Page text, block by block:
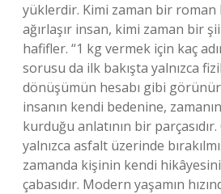
yüklerdir. Kimi zaman bir roman
ağırlaşır insan, kimi zaman bir
hafifler. “1 kg vermek için kaç
sorusu da ilk bakışta yalnızca
dönüşümün hesabı gibi
insanın kendi bedenine,
kurduğu anlatının bir
yalnızca asfalt üzerinde
zamanda kişinin kendi
çabasıdır. Modern yaşamın